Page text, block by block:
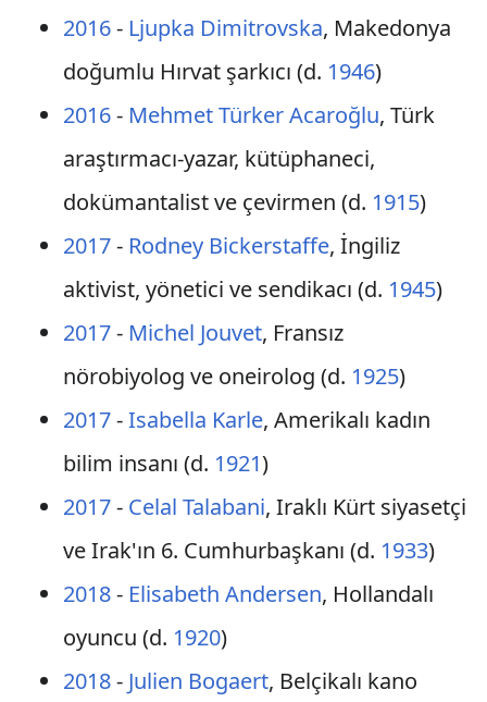
2016- Ljupka Dimitrovska, Makedonya
doğumlu Hırvat şarkıcı (d. 1946)
2016- Mehmet Türker Acaroğlu, Türk
araştırmacı-yazar, kütüphaneci,
dokümantalist ve çevirmen (d. 1915)
2017- Rodney Bickerstaffe, İngiliz
aktivist, yönetici ve sendikacı (d. 1945)
2017- Michel Jouvet, Fransız
nörobiyolog ve oneirolog (d. 1925)
2017-Isabella Karle, Amerikalı kadın
bilim insanı (d. 1921)
2017- Celal Talabani, Iraklı Kürt siyasetçi
ve Irak'ın 6. Cumhurbaşkanı (d. 1933)
2018- Elisabeth Andersen, Hollandalı
oyuncu (d. 1920)
2018- Julien Bogaert, Belçikalı kano